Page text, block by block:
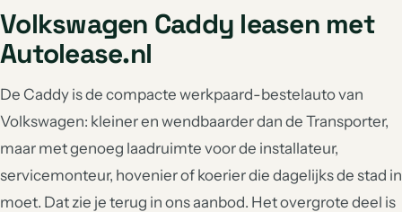
Volkswagen Caddy leasen met
Autolease.nl
De Caddy is de compacte werkpaard-bestelauto van
Volkswagen: kleiner en wendbaarder dan de Transporter,
maar met genoeg laadruimte voor de installateur,
servicemonteur, hovenier of koerier die dagelijks de stad in
moet. Dat zie je terug in ons aanbod. Het overgrote deel is